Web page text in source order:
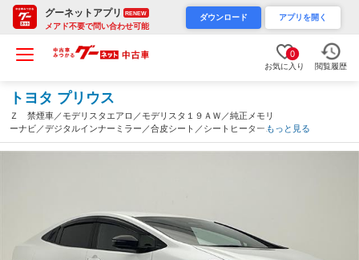
グーネットアプリ RENEW
メアド不要で問い合わせ可能
ダウンロード アプリを開く
0
お気に入り 閲覧履歴
トヨタ プリウス
Ｚ 禁煙車／モデリスタエアロ／モデリスタ１９ＡＷ／純正メモリ
ーナビ／デジタルインナーミラー／合皮シート／シートヒーター／
パワーシート／シートベンチレ―ション／追従クルコン／ＢＳＭ／
ＬＥＤヘッド／ＥＴＣ（滋賀県）
もっと見る